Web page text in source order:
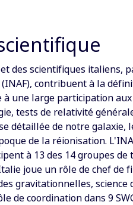
des scientifiques
contribuent à la
à une large participation
tests de relativité
détaillée de notre galaxie,
de la réionisation.
à 13 des 14 groupes de
joue un rôle de chef de
gravitationnelles,
de coordination dans 9